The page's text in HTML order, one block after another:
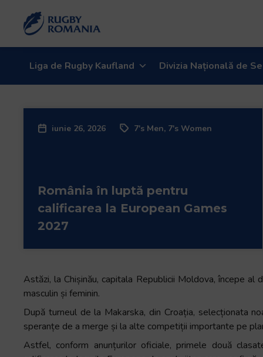
Liga de Rugby Kaufland Divizia Națională de
iunie 26, 2026 7's Men, 7's Women
România în luptă pentru
calificarea la European Games
2027
Astăzi, la Chișinău, capitala Republicii Moldova, începe
masculin și feminin.
După turneul de la Makarska, din Croația, selecționata
speranțe de a merge și la alte competiții importante pe
Astfel, conform anunțurilor oficiale, primele două